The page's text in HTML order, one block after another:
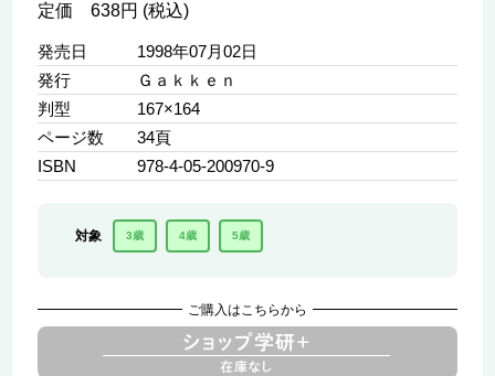
定価 638円 (税込)
発売日
1998年07月02日
発行
Ｇａｋｋｅｎ
判型
167×164
ページ数
34頁
ISBN
978-4-05-200970-9
対象 3歳 4歳 5歳
ご購入はこちらから